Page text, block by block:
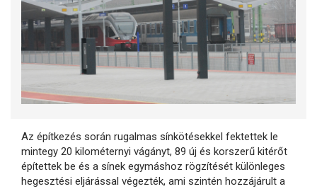
Az építkezés során rugalmas sínkötésekkel fektettek le
mintegy 20 kilométernyi vágányt, 89 új és korszerű kitérőt
építettek be és a sínek egymáshoz rögzítését különleges
hegesztési eljárással végezték, ami szintén hozzájárult a